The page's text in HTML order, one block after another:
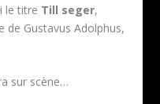
le titre Till seger,
de Gustavus Adolphus,
sur scène…